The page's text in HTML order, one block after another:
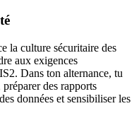
la culture sécuritaire des
aux exigences
Dans ton alternance, tu
des rapports
données et sensibiliser les